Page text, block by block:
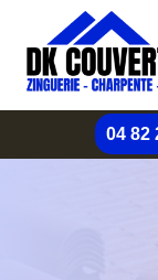
04 82